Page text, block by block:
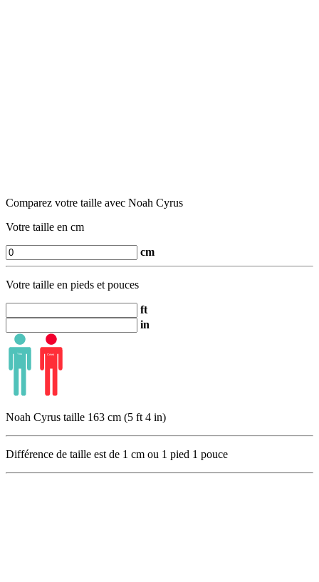
Comparez votre taille avec Noah Cyrus
Votre taille en cm
cm
Votre taille en pieds et pouces
ft
in
Noah Cyrus taille 163 cm (5 ft 4 in)
Différence de taille est de 1 cm ou 1 pied 1 pouce